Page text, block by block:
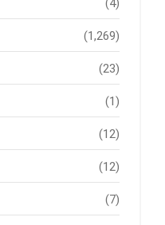
(4)
(1,269)
(23)
(1)
(12)
(12)
(7)